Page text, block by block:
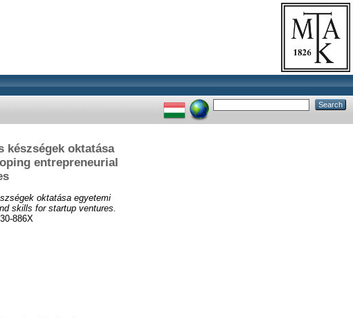
készségek oktatása
entrepreneurial
oktatása egyetemi
skills for startup ventures.
886X